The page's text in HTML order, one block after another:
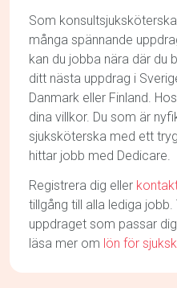
Som
många spännande
kan du jobba nära där du
ditt nästa uppdrag i
Danmark eller Finland.
dina villkor. Du som är
sjuksköterska med ett
hittar jobb med Dedicare.
Registrera dig eller
tillgång till alla lediga
uppdraget som passar
läsa mer om lön för